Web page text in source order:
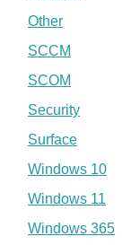
Other
SCCM
SCOM
Security
Surface
Windows 10
Windows 11
Windows 365